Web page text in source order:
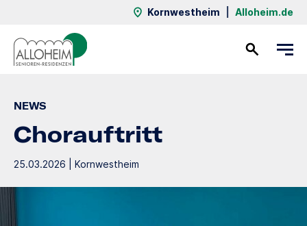
Kornwestheim Alloheim.de
NEWS
Chorauftritt
25.03.2026 | Kornwestheim